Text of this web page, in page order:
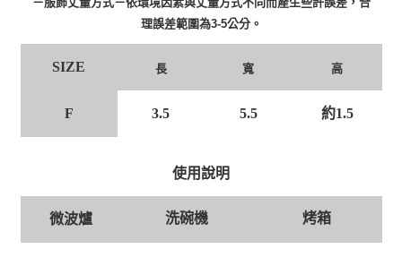
理誤差範圍為3-5公分。
SIZE 長 寬 高
F 3.5 5.5 約1.5
使用說明
微波爐 洗碗機 烤箱